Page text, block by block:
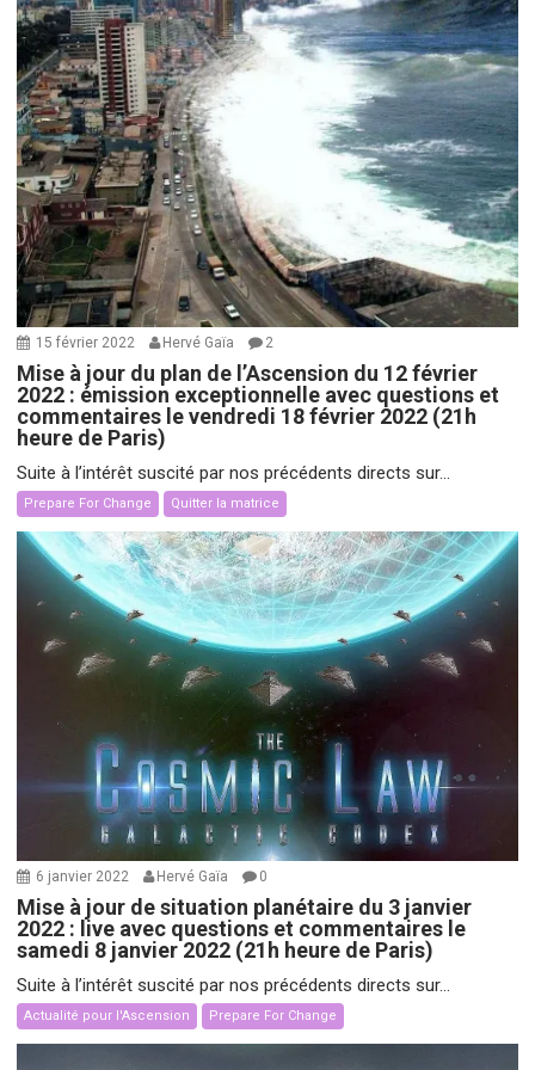
15 février 2022 Hervé Gaïa 2
Mise à jour du plan de l’Ascension du 12 février
2022 : émission exceptionnelle avec questions et
commentaires le vendredi 18 février 2022 (21h
heure de Paris)
Suite à l’intérêt suscité par nos précédents directs sur...
Prepare For Change Quitter la matrice
6 janvier 2022 Hervé Gaïa 0
Mise à jour de situation planétaire du 3 janvier
2022 : live avec questions et commentaires le
samedi 8 janvier 2022 (21h heure de Paris)
Suite à l’intérêt suscité par nos précédents directs sur...
Actualité pour l'Ascension Prepare For Change